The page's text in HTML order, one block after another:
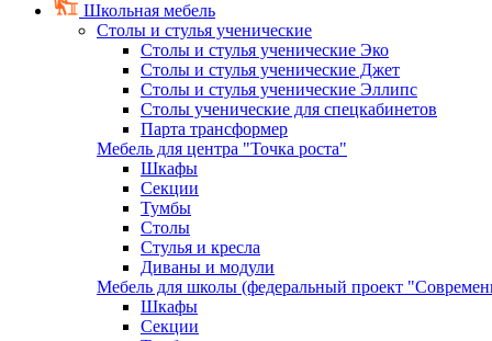
Школьная мебель
Столы и стулья ученические
Столы и стулья ученические Эко
Столы и стулья ученические Джет
Столы и стулья ученические Эллипс
Столы ученические для спецкабинетов
Парта трансформер
Мебель для центра "Точка роста"
Шкафы
Секции
Тумбы
Столы
Стулья и кресла
Диваны и модули
Мебель для школы (федеральный проект
Шкафы
Секции